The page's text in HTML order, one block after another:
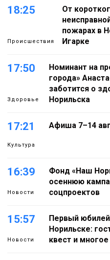
18:25
Происшествия
От
пожарах в
Игарке
17:50
Здоровье
Номинант на
города»
заботится о
Норильска
17:21
Культура
Афиша 7–14
16:39
Новости
Фонд «Наш
осеннюю
соцпроектов
15:57
Новости
Первый
Норильске:
квест и